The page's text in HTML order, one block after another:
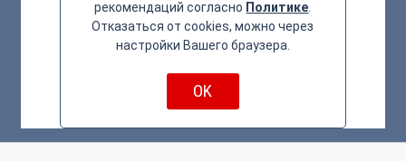
рекомендаций согласно Политике
Отказаться от cookies, можно через
настройки Вашего браузера.
OK